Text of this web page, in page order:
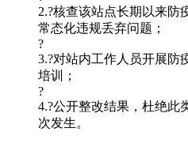
2.?核查该站点长期以来防
常态化违规丢弃问题；
?
3.?对站内工作人员开展防
培训；
?
4.?公开整改结果，杜绝此
次发生。